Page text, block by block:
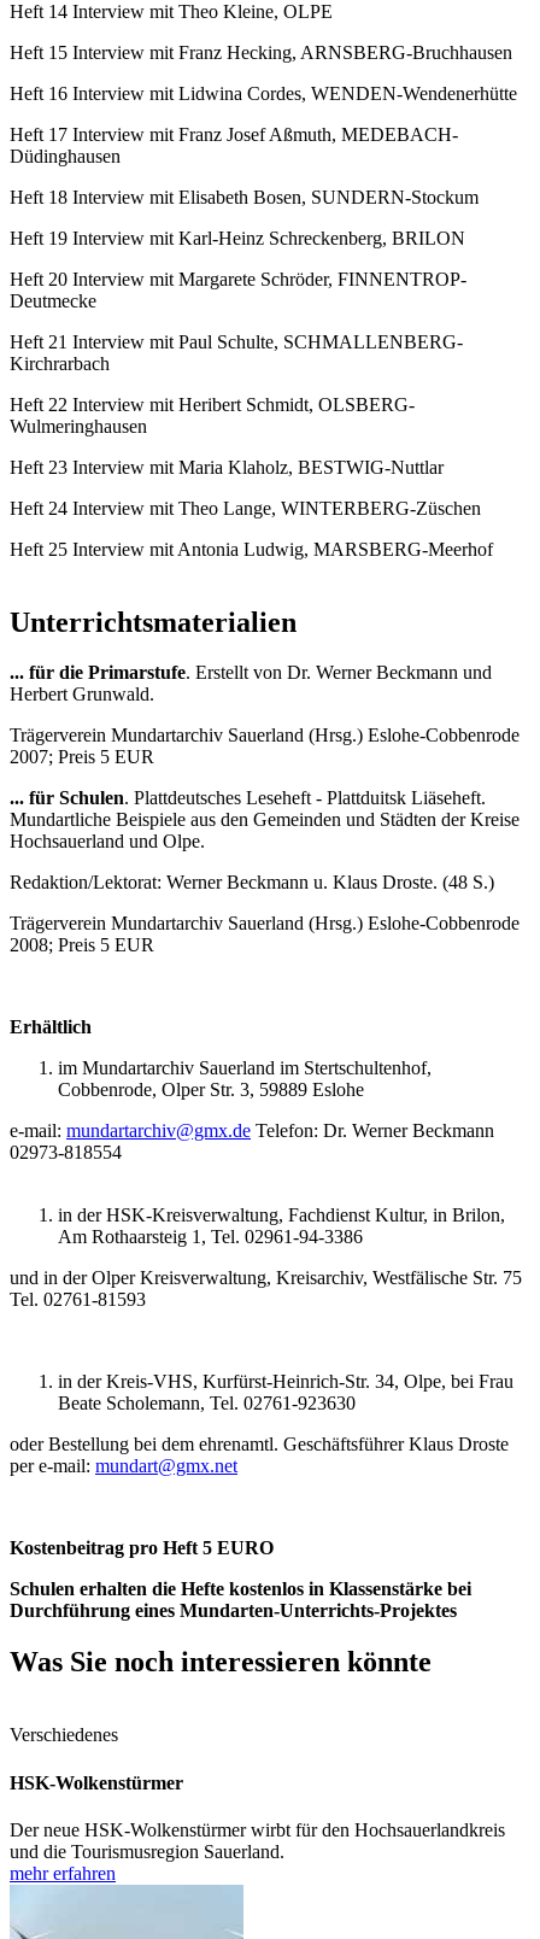
Heft 14 Interview mit Theo Kleine, OLPE
Heft 15 Interview mit Franz Hecking, ARNSBERG-Bruchhausen
Heft 16 Interview mit Lidwina Cordes, WENDEN-Wendenerhütte
Heft 17 Interview mit Franz Josef Aßmuth, MEDEBACH-
Düdinghausen
Heft 18 Interview mit Elisabeth Bosen, SUNDERN-Stockum
Heft 19 Interview mit Karl-Heinz Schreckenberg, BRILON
Heft 20 Interview mit Margarete Schröder, FINNENTROP-
Deutmecke
Heft 21 Interview mit Paul Schulte, SCHMALLENBERG-
Kirchrarbach
Heft 22 Interview mit Heribert Schmidt, OLSBERG-
Wulmeringhausen
Heft 23 Interview mit Maria Klaholz, BESTWIG-Nuttlar
Heft 24 Interview mit Theo Lange, WINTERBERG-Züschen
Heft 25 Interview mit Antonia Ludwig, MARSBERG-Meerhof
Unterrichtsmaterialien
... für die Primarstufe. Erstellt von Dr. Werner Beckmann und
Herbert Grunwald.
Trägerverein Mundartarchiv Sauerland (Hrsg.) Eslohe-Cobbenrode
2007; Preis 5 EUR
... für Schulen. Plattdeutsches Leseheft - Plattduitsk Liäseheft.
Mundartliche Beispiele aus den Gemeinden und Städten der Kreise
Hochsauerland und Olpe.
Redaktion/Lektorat: Werner Beckmann u. Klaus Droste. (48 S.)
Trägerverein Mundartarchiv Sauerland (Hrsg.) Eslohe-Cobbenrode
2008; Preis 5 EUR
Erhältlich
im Mundartarchiv Sauerland im Stertschultenhof,
Cobbenrode, Olper Str. 3, 59889 Eslohe
e-mail: mundartarchiv@gmx.de Telefon: Dr. Werner Beckmann
02973-818554
in der HSK-Kreisverwaltung, Fachdienst Kultur, in Brilon,
Am Rothaarsteig 1, Tel. 02961-94-3386
und in der Olper Kreisverwaltung, Kreisarchiv, Westfälische Str. 75
Tel. 02761-81593
in der Kreis-VHS, Kurfürst-Heinrich-Str. 34, Olpe, bei Frau
Beate Scholemann, Tel. 02761-923630
oder Bestellung bei dem ehrenamtl. Geschäftsführer Klaus Droste
per e-mail: mundart@gmx.net
Kostenbeitrag pro Heft 5 EURO
Schulen erhalten die Hefte kostenlos in Klassenstärke bei
Durchführung eines Mundarten-Unterrichts-Projektes
Was Sie noch interessieren könnte
Verschiedenes
HSK-Wolkenstürmer
Der neue HSK-Wolkenstürmer wirbt für den Hochsauerlandkreis
und die Tourismusregion Sauerland.
mehr erfahren